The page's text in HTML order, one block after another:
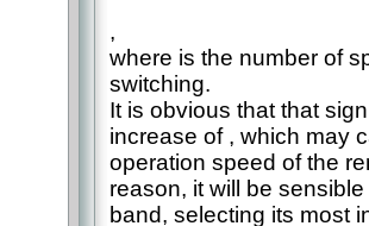
,
where is the number of
switching.
It is obvious that that
increase of , which may
operation speed of the
reason, it will be
band, selecting its most